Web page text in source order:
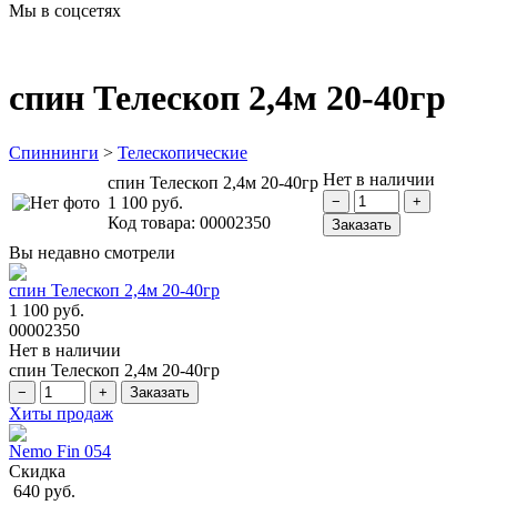
Мы в соцсетях
спин Телескоп 2,4м 20-40гр
Спиннинги > Телескопические
спин Телескоп 2,4м 20-40гр
1 100 руб.
Код товара: 00002350
Нет в наличии
Вы недавно смотрели
спин Телескоп 2,4м 20-40гр
1 100 руб.
00002350
Нет в наличии
спин Телескоп 2,4м 20-40гр
Хиты продаж
Nemo Fin 054
Скидка
640 руб.